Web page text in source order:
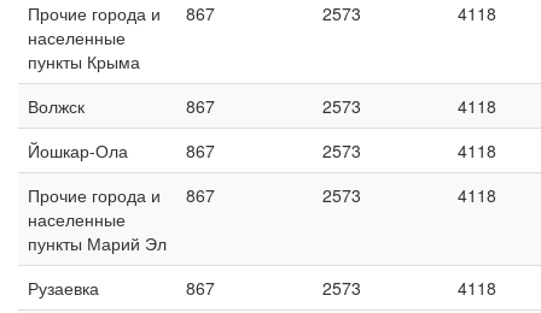
Прочие города и
населенные
пункты Крыма
867 2573 4118
Волжск 867 2573
4118
Йошкар-Ола
867 2573
4118
Прочие города и
населенные
пункты Марий Эл
867 2573 4118
Рузаевка 867 2573
4118